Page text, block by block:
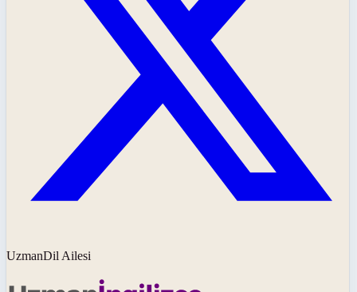
UzmanDil Ailesi